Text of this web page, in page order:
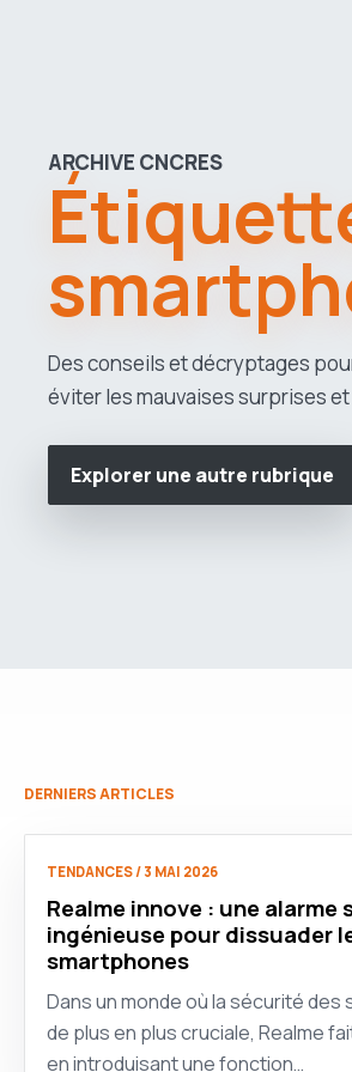
ARCHIVE CNCRES
Des conseils et décryptages
éviter les mauvaises surprises
Explorer une autre rubrique
DERNIERS ARTICLES
TENDANCES / 3 MAI 2026
Realme innove : une alarme
ingénieuse pour dissuader
smartphones
Dans un monde où la sécurité
de plus en plus cruciale, Realme
en introduisant une fonction…